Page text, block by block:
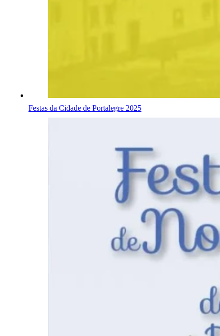
Festas da Cidade de Portalegre 2025